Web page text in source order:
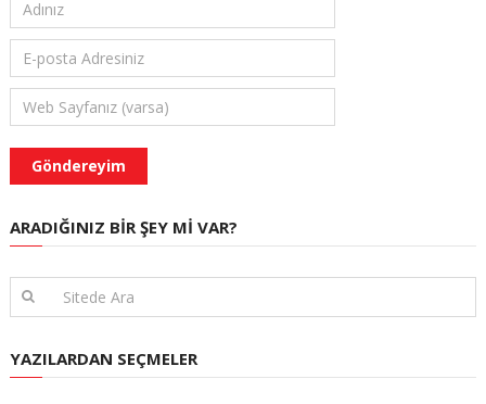
ARADIĞINIZ BIR ŞEY MI VAR?
YAZILARDAN SEÇMELER